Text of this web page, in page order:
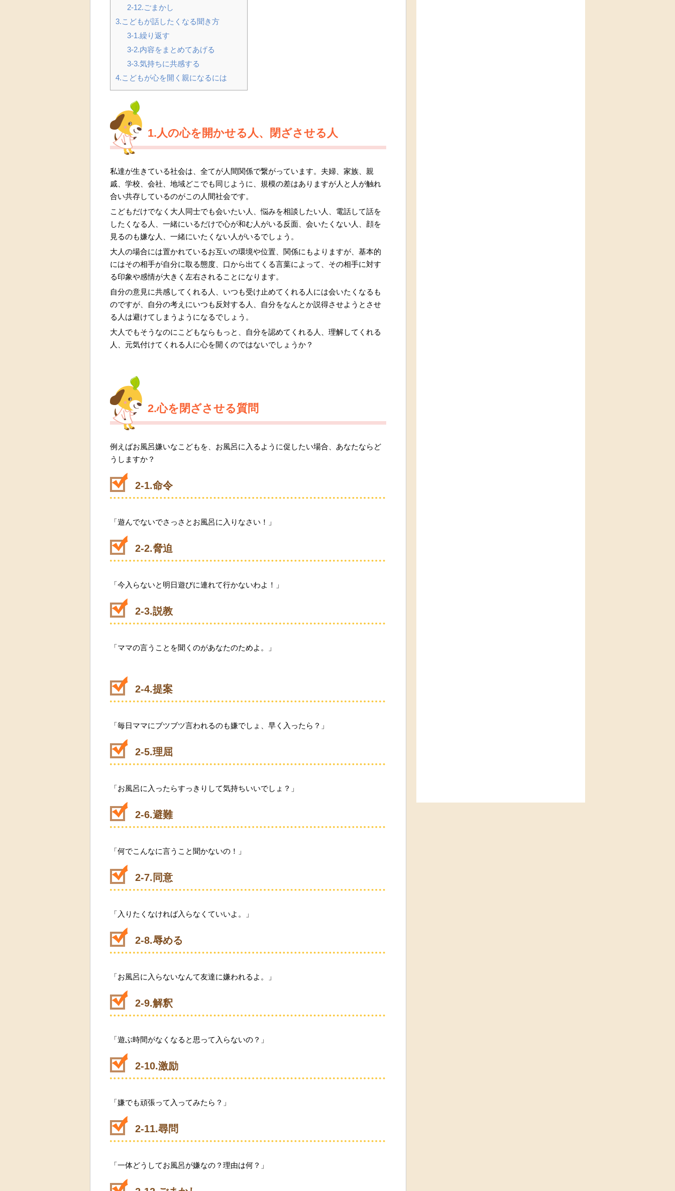
2-12.ごまかし
3.こどもが話したくなる聞き方
3-1.繰り返す
3-2.内容をまとめてあげる
3-3.気持ちに共感する
4.こどもが心を開く親になるには
1.人の心を開かせる人、閉ざさせる人
私達が生きている社会は、全てが人間関係で繋がっています。夫婦、家族、親
戚、学校、会社、地域どこでも同じように、規模の差はありますが人と人が触れ
合い共存しているのがこの人間社会です。
こどもだけでなく大人同士でも会いたい人、悩みを相談したい人、電話して話を
したくなる人、一緒にいるだけで心が和む人がいる反面、会いたくない人、顔を
見るのも嫌な人、一緒にいたくない人がいるでしょう。
大人の場合には置かれているお互いの環境や位置、関係にもよりますが、基本的
にはその相手が自分に取る態度、口から出てくる言葉によって、その相手に対す
る印象や感情が大きく左右されることになります。
自分の意見に共感してくれる人、いつも受け止めてくれる人には会いたくなるも
のですが、自分の考えにいつも反対する人、自分をなんとか説得させようとさせ
る人は避けてしまうようになるでしょう。
大人でもそうなのにこどもならもっと、自分を認めてくれる人、理解してくれる
人、元気付けてくれる人に心を開くのではないでしょうか？
2.心を閉ざさせる質問
例えばお風呂嫌いなこどもを、お風呂に入るように促したい場合、あなたならど
うしますか？
2-1.命令
「遊んでないでさっさとお風呂に入りなさい！」
2-2.脅迫
「今入らないと明日遊びに連れて行かないわよ！」
2-3.説教
「ママの言うことを聞くのがあなたのためよ。」
2-4.提案
「毎日ママにブツブツ言われるのも嫌でしょ、早く入ったら？」
2-5.理屈
「お風呂に入ったらすっきりして気持ちいいでしょ？」
2-6.避難
「何でこんなに言うこと聞かないの！」
2-7.同意
「入りたくなければ入らなくていいよ。」
2-8.辱める
「お風呂に入らないなんて友達に嫌われるよ。」
2-9.解釈
「遊ぶ時間がなくなると思って入らないの？」
2-10.激励
「嫌でも頑張って入ってみたら？」
2-11.尋問
「一体どうしてお風呂が嫌なの？理由は何？」